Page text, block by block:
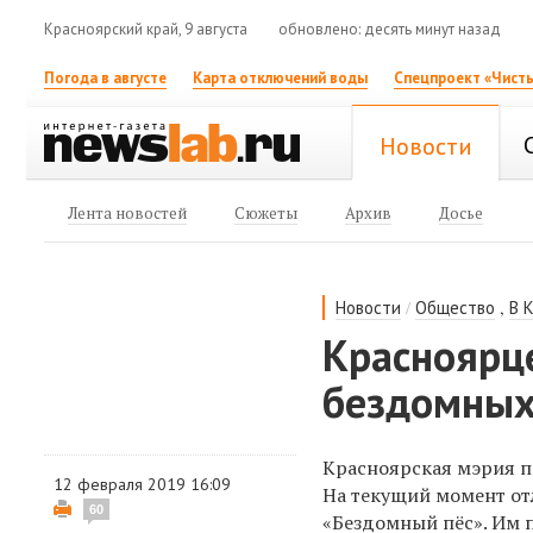
Красноярский край, 9 августа обновлено: десять минут назад
Погода в августе Карта отключений воды Спецпроект
Новости
Лента новостей Сюжеты Архив Досье
Новости /Общество ,В
12 февраля 2019 16:09
60
Красноярская мэрия
На текущий момент
«Бездомный пёс». Им